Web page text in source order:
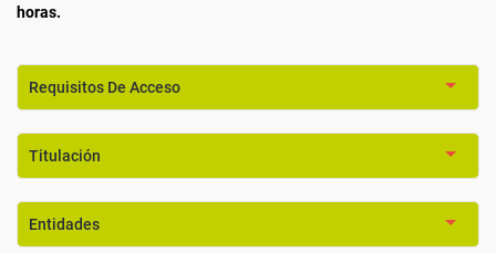
horas.
Requisitos De Acceso
Titulación
Entidades